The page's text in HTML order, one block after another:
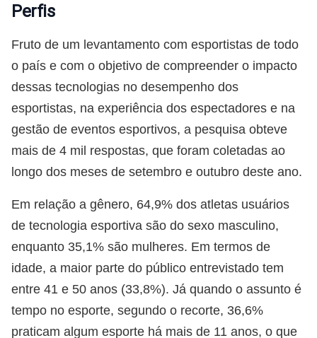
Perfis
Fruto de um levantamento com esportistas de todo
o país e com o objetivo de compreender o impacto
dessas tecnologias no desempenho dos
esportistas, na experiência dos espectadores e na
gestão de eventos esportivos, a pesquisa obteve
mais de 4 mil respostas, que foram coletadas ao
longo dos meses de setembro e outubro deste ano.
Em relação a gênero, 64,9% dos atletas usuários
de tecnologia esportiva são do sexo masculino,
enquanto 35,1% são mulheres. Em termos de
idade, a maior parte do público entrevistado tem
entre 41 e 50 anos (33,8%). Já quando o assunto é
tempo no esporte, segundo o recorte, 36,6%
praticam algum esporte há mais de 11 anos, o que